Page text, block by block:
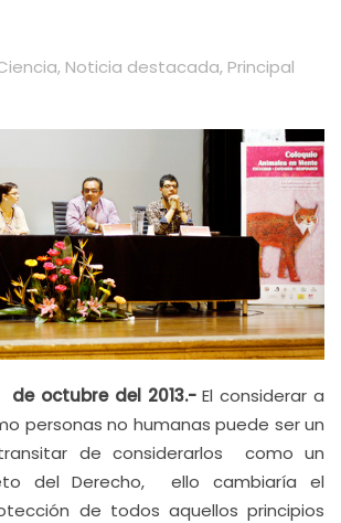
, Noticia destacada, Principal
de octubre del 2013.-El considerar a
personas no humanas puede ser un
de considerarlos como un
del Derecho, ello cambiaría el
de todos aquellos principios